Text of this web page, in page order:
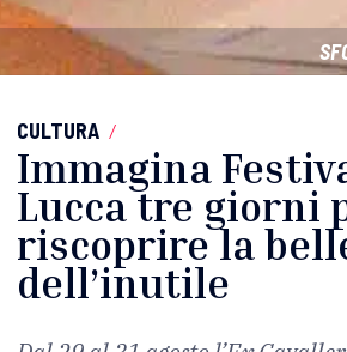
CULTURA /
Immagina
Lucca tre giorni
riscoprire la
dell’inutile